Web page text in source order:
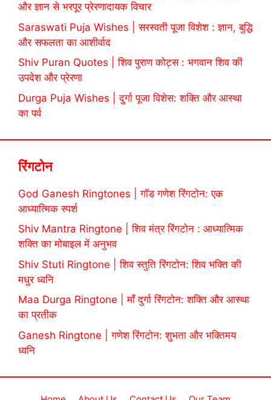
और ज्ञान से भरपूर प्रेरणादायक विचार
Saraswati Puja Wishes | सरस्वती पूजा विशेश : ज्ञान, बुद्धि
और सफलता का आशीर्वाद
Shiv Puran Quotes | शिव पुराण कोट्स : भगवान शिव की
उपदेश और प्रेरणा
Durga Puja Wishes | दुर्गा पूजा विशेस: शक्ति और आस्था
का पर्व
रिंगटोन
God Ganesh Ringtones | गॉड गणेश रिंगटोन: एक
आध्यात्मिक स्पर्श
Shiv Mantra Ringtone | शिव मंत्र रिंगटोन : आध्यात्मिक
शक्ति का मोबाइल में अनुभव
Shiv Stuti Ringtone | शिव स्तुति रिंगटोन: शिव भक्ति की
मधुर ध्वनि
Maa Durga Ringtone | माँ दुर्गा रिंगटोन: शक्ति और आस्था
का प्रतीक
Ganesh Ringtone | गणेश रिंगटोन: शुभता और भक्तिमय
ध्वनि